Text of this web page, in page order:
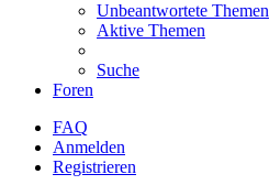
Unbeantwortete Themen
Aktive Themen
Suche
Foren
FAQ
Anmelden
Registrieren